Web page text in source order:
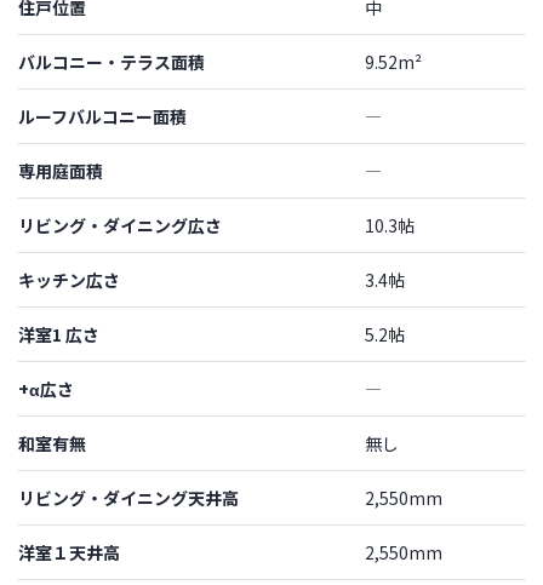
住戸位置 中
バルコニー・テラス面積 9.52m²
ルーフバルコニー面積 ―
専用庭面積 ―
リビング・ダイニング広さ 10.3帖
キッチン広さ 3.4帖
洋室1 広さ 5.2帖
+α広さ ―
和室有無 無し
リビング・ダイニング天井高 2,550mm
洋室１天井高 2,550mm